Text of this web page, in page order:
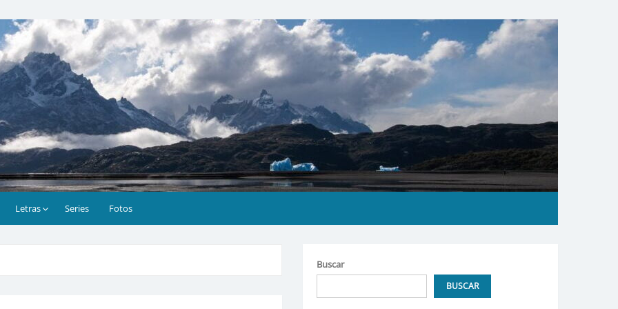
Letras Series Fotos
Buscar
BUSCAR